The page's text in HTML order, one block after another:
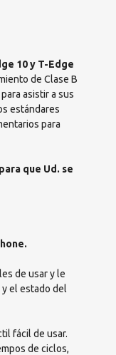
10 y T-Edge
de Clase B
asistir a sus
estándares
para
que Ud. se
de usar y le
y el estado del
fácil de usar.
de ciclos,